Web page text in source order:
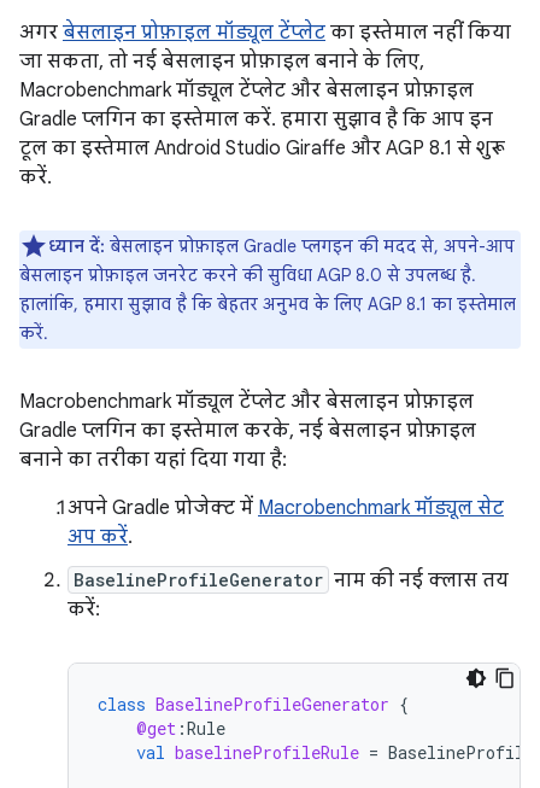
अगर बेसलाइन प्रोफ़ाइल मॉड्यूल टेंप्लेट का इस्तेमाल नहीं किया
जा सकता, तो नई बेसलाइन प्रोफ़ाइल बनाने के लिए,
Macrobenchmark मॉड्यूल टेंप्लेट और बेसलाइन प्रोफ़ाइल
Gradle प्लगिन का इस्तेमाल करें. हमारा सुझाव है कि आप इन
टूल का इस्तेमाल Android Studio Giraffe और AGP 8.1 से शुरू
करें.
ध्यान दें: बेसलाइन प्रोफ़ाइल Gradle प्लगइन की मदद से, अपने-आप
बेसलाइन प्रोफ़ाइल जनरेट करने की सुविधा AGP 8.0 से उपलब्ध है.
हालांकि, हमारा सुझाव है कि बेहतर अनुभव के लिए AGP 8.1 का इस्तेमाल
करें.
Macrobenchmark मॉड्यूल टेंप्लेट और बेसलाइन प्रोफ़ाइल
Gradle प्लगिन का इस्तेमाल करके, नई बेसलाइन प्रोफ़ाइल
बनाने का तरीका यहां दिया गया है:
अपने Gradle प्रोजेक्ट में Macrobenchmark मॉड्यूल सेट
अप करें.
BaselineProfileGenerator नाम की नई क्लास तय
करें:
class BaselineProfileGenerator {
@get :Rule
val baselineProfileRule =